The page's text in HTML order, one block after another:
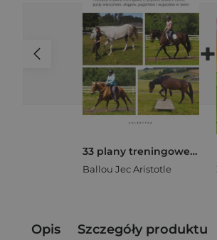
33 plany treningowe dla koni. Praktyczne plany treningowe z użyciem pracy z ziemi, jazdy wierzchem, drągów, pagórków i wyjazdów w teren
Ballou Jec Aristotle
+
Opis Szczegóły produktu